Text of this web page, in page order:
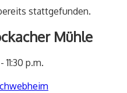
stattgefunden.
Mühle
-11:30 p.m.